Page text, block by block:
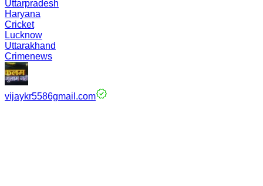
Uttarpradesh
Haryana
Cricket
Lucknow
Uttarakhand
Crimenews
vijaykr5586gmail.com